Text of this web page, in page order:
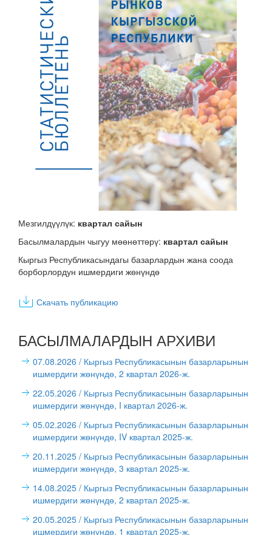
Мезгилдүүлүк: квартал сайын
Басылмалардын чыгуу мөөнөттөрү: квартал сайын
Кыргыз Республикасындагы базарлардын жана соода
борборлордун ишмердиги жөнүндө
Скачать публикацию
БАСЫЛМАЛАРДЫН АРХИВИ
07.08.2026 / Кыргыз Республикасынын базарларынын
ишмердиги жөнүндө, 2 квартал 2026-ж.
22.05.2026 / Кыргыз Республикасынын базарларынын
ишмердиги жөнүндө, I квартал 2026-ж.
05.02.2026 / Кыргыз Республикасынын базарларынын
ишмердиги жөнүндө, IV квартал 2025-ж.
20.11.2025 / Кыргыз Республикасынын базарларынын
ишмердиги жөнүндө, 3 квартал 2025-ж.
14.08.2025 / Кыргыз Республикасынын базарларынын
ишмердиги жөнүндө, 2 квартал 2025-ж.
20.05.2025 / Кыргыз Республикасынын базарларынын
ишмердиги жөнүндө, 1 квартал 2025-ж.